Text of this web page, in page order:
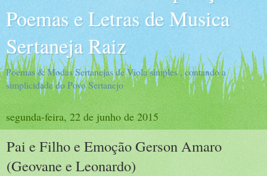
Poemas e Letras de Musica
Sertaneja Raiz
Poemas & Modas Sertanejas de Viola simples , contando a
simplicidade do Povo Sertanejo
segunda-feira, 22 de junho de 2015
Pai e Filho e Emoção Gerson Amaro
(Geovane e Leonardo)